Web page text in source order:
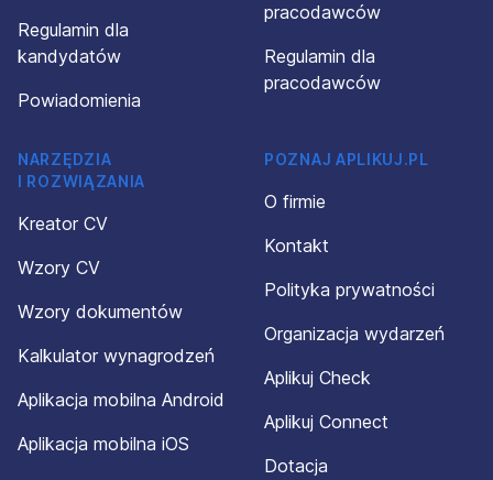
Regulamin dla
kandydatów
Powiadomienia
pracodawców
Regulamin dla
pracodawców
NARZĘDZIA
I ROZWIĄZANIA
Kreator CV
Wzory CV
Wzory dokumentów
Kalkulator wynagrodzeń
Aplikacja mobilna Android
Aplikacja mobilna iOS
POZNAJ APLIKUJ.PL
O firmie
Kontakt
Polityka prywatności
Organizacja wydarzeń
Aplikuj Check
Aplikuj Connect
Dotacja